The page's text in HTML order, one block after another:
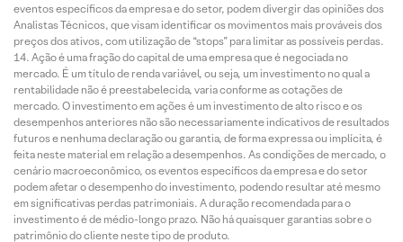
eventos específicos da empresa e do setor, podem divergir das opiniões dos
Analistas Técnicos, que visam identificar os movimentos mais prováveis dos
preços dos ativos, com utilização de “stops” para limitar as possíveis perdas.
Ação é uma fração do capital de uma empresa que é negociada no
mercado. É um título de renda variável, ou seja, um investimento no qual a
rentabilidade não é preestabelecida, varia conforme as cotações de
mercado. O investimento em ações é um investimento de alto risco e os
desempenhos anteriores não são necessariamente indicativos de resultados
futuros e nenhuma declaração ou garantia, de forma expressa ou implícita, é
feita neste material em relação a desempenhos. As condições de mercado, o
cenário macroeconômico, os eventos específicos da empresa e do setor
podem afetar o desempenho do investimento, podendo resultar até mesmo
em significativas perdas patrimoniais. A duração recomendada para o
investimento é de médio-longo prazo. Não há quaisquer garantias sobre o
patrimônio do cliente neste tipo de produto.